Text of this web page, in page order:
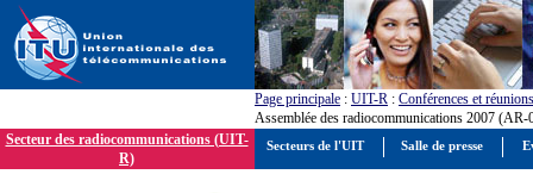
Page principale : UIT-R : Conférences et réunions
Assemblée des radiocommunications 2007 (AR-
Secteur des radiocommunications (UIT-
R)
Secteurs de l'UIT Salle de presse